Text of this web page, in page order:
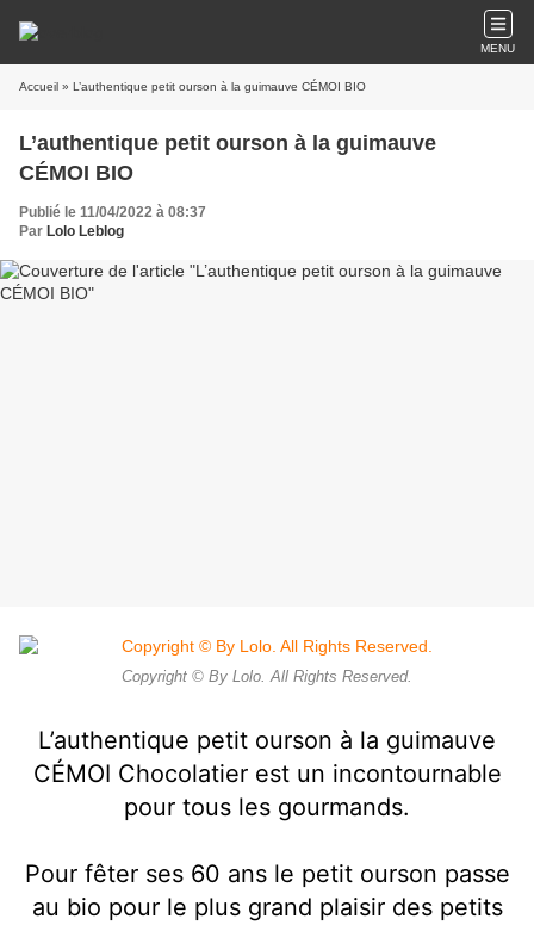
MENU
Accueil » L’authentique petit ourson à la guimauve CÉMOI BIO
L’authentique petit ourson à la guimauve
CÉMOI BIO
Publié le 11/04/2022 à 08:37
Par Lolo Leblog
Copyright © By Lolo. All Rights Reserved.
L’authentique petit ourson à la guimauve
CÉMOI Chocolatier est un incontournable
pour tous les gourmands.
Pour fêter ses 60 ans le petit ourson passe
au bio pour le plus grand plaisir des petits